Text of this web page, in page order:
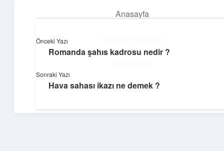
Anasayfa
Hakkımızda
Dijital Dünya Günlüğü
Önceki Yazı
Romanda şahıs kadrosu nedir ?
Sonraki Yazı
Hava sahası ikazı ne demek ?